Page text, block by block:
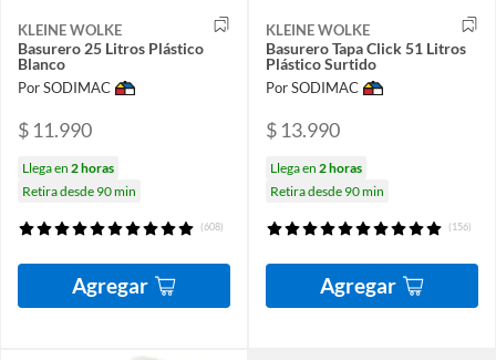
KLEINE WOLKE
Basurero 25 Litros Plástico
Blanco
Por SODIMAC
$ 11.990
Llega en 2 horas
Retira desde 90 min
(608)
Agregar
KLEINE WOLKE
Basurero Tapa Click 51 Litros
Plástico Surtido
Por SODIMAC
$ 13.990
Llega en 2 horas
Retira desde 90 min
(156)
Agregar